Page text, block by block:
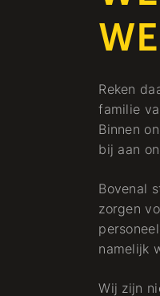
Reken
familie
Binnen
bij aan
Bovenal
zorgen
namelijk
Wij zijn